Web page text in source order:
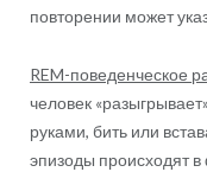
повторении может
REM-поведенческое
человек
руками, бить или
эпизоды происходят